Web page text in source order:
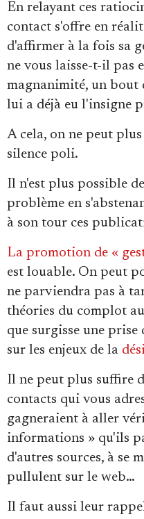
En relayant ces
contact s'offre en
d'affirmer à la fois sa
ne vous laisse-t-il pas
magnanimité, un bout
lui a déjà eu l'insigne
A cela, on ne peut
silence poli.
Il n'est plus possible
problème en
à son tour ces
La promotion de «
est louable. On peut
ne parviendra pas à
théories du complot
que surgisse une prise
sur les enjeux de la
Il ne peut plus suffire
contacts qui vous
gagneraient à aller
informations » qu'ils
d'autres sources, à se
pullulent sur le web…
Il faut aussi leur